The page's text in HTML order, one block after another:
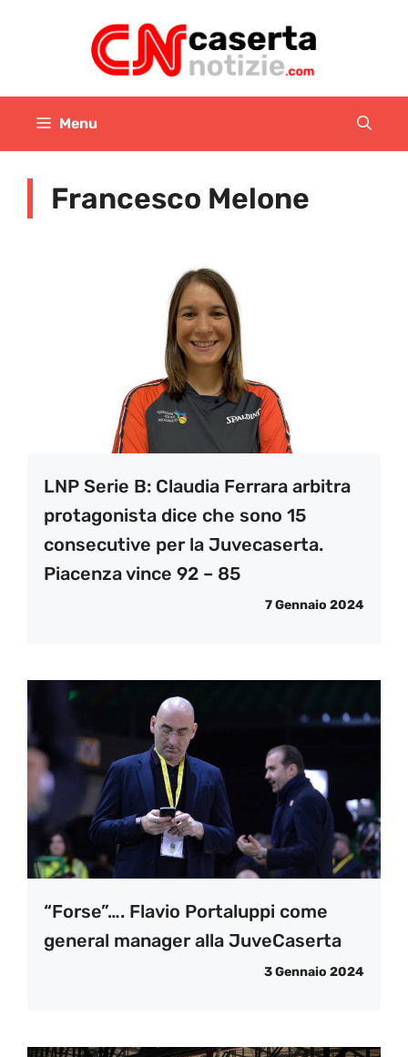
Menu
Francesco Melone
LNP Serie B: Claudia Ferrara arbitra
protagonista dice che sono 15
consecutive per la Juvecaserta.
Piacenza vince 92 – 85
7 Gennaio 2024
“Forse”…. Flavio Portaluppi come
general manager alla JuveCaserta
3 Gennaio 2024